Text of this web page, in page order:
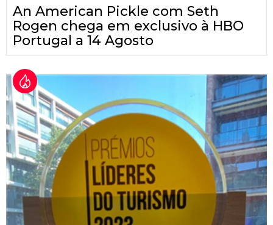
An American Pickle com Seth
Rogen chega em exclusivo à HBO
Portugal a 14 Agosto